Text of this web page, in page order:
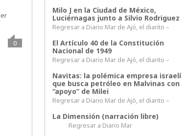
0
Milo J en la Ciudad de México,
Luciérnagas junto a Silvio Rodriguez
Regresar a Diario Mar de Ajó, el diarito –
El Artículo 40 de la Constitución
Nacional de 1949
Regresar a Diario Mar de Ajó, el diarito –
Navitas: la polémica empresa israelí
que busca petróleo en Malvinas con
“apoyo” de Milei
Regresar a Diario Mar de Ajó, el diarito –
La Dimensión (narración libre)
Regresar a Diario Mar